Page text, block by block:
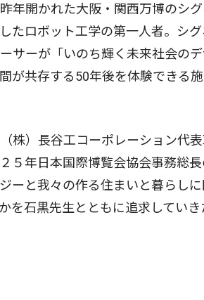
年開かれた大阪・関西万博のシ
たロボット工学の第一人者。シ
サーが「いのち輝く未来社会の
が共存する50年後を体験できる
株）長谷工コーポレーション代
５年日本国際博覧会協会事務総
ーと我々の作る住まいと暮らし
を石黒先生とともに追求してい